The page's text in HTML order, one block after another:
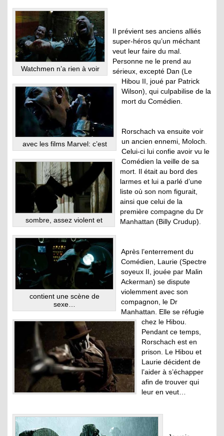
Watchmen n’a rien à voir
avec les films Marvel: c’est
sombre, assez violent et
contient une scène de
sexe…
Il prévient ses anciens alliés
super-héros qu’un méchant
veut leur faire du mal.
Personne ne le prend au
sérieux, excepté Dan (Le
Hibou II, joué par Patrick
Wilson), qui culpabilise de la
mort du Comédien.
Rorschach va ensuite voir
un ancien ennemi, Moloch.
Celui-ci lui confie avoir vu le
Comédien la veille de sa
mort. Il était au bord des
larmes et lui a parlé d’une
liste où son nom figurait,
ainsi que celui de la
première compagne du Dr
Manhattan (Billy Crudup).
Après l’enterrement du
Comédien, Laurie (Spectre
soyeux II, jouée par Malin
Ackerman) se dispute
violemment avec son
compagnon, le Dr
Manhattan. Elle se réfugie
chez le Hibou.
Pendant ce temps,
Rorschach est en
prison. Le Hibou et
Laurie décident de
l’aider à s’échapper
afin de trouver qui
leur en veut…